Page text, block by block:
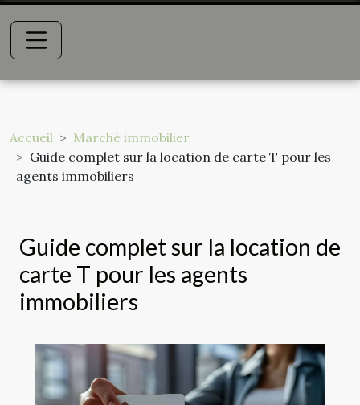
Accueil
Marché immobilier
Guide complet sur la location de carte T pour les
agents immobiliers
Guide complet sur la location de
carte T pour les agents
immobiliers